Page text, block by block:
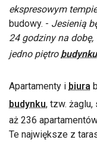
ekspresowym tempie
budowy. - Jesienią
24 godziny na
jedno piętro budynku
Apartamenty i biura
budynku, tzw.
aż 236
Te największe z